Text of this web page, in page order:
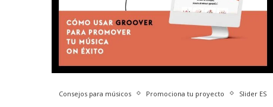
Consejos para músicos Promociona tu proyecto Slider ES